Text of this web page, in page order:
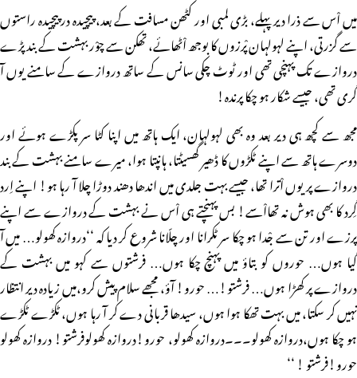
میں اْس سے ذرا دیر پہلے، بڑی لمبی اور کٹھن مسافت کے بعد، پیچیدہ در پیچیدہ راستوں
سے گزرتی، اپنے لہولہان پْرزوں کا بوجھ اْٹھائے، تھکن سے چوْر بہشت کے بند پڑے
دروازے تک پہنچی تھی اور ٹوٹ چکی سانس کے ساتھ دروازے کے سامنے یوں آ
گری تھی، جیسے شکار ہو چکا پرندہ!
مجھ سے کچھ ہی دیر بعد وہ بھی لہولہان، ایک ہاتھ میں اپنا کٹا سر پکڑے ہوئے اور
دوسرے ہاتھ سے اپنے ٹکڑوں کا ڈھیر گھسیٹتا، ہانپتا ہوا، میرے سامنے بہشت کے بند
دروازے پر یوں اْترا تھا، جیسے بہت جلدی میں اندھا دھند دوڑا چلا آ رہا ہو! اپنے اِرد
گِرد کا بھی ہوش نہ تھااْسے! بس پہنچتے ہی اْس نے بہشت کے دروازے سے اپنے
پرزے اور تن سے جْدا ہو چکا سر ٹکرانا اور چلّانا شروع کر دیا کہ ‘‘دروازہ کھولو… میں آ
گیا ہوں… حوروں کو بتاؤ میں پہنچ چکا ہوں… فرشتوں سے کہو میں بہشت کے
دروازے پر کھڑا ہوں… فرشتو!… حورو! آؤ، مجھے سلام پیش کرو،میں زیادہ دیر انتظار
نہیں کر سکتا، میں بہت تھکا ہوا ہوں، سیدھا قربانی دے کر آ رہا ہوں، ٹکڑے ٹکڑے
ہو چکا ہوں،دروازہ کھولو۔۔۔دروازہ کھولو، حورو!دروازہ کھولوفرشتو! دروازہ کھولو
حورو!فرشتو ! ‘‘